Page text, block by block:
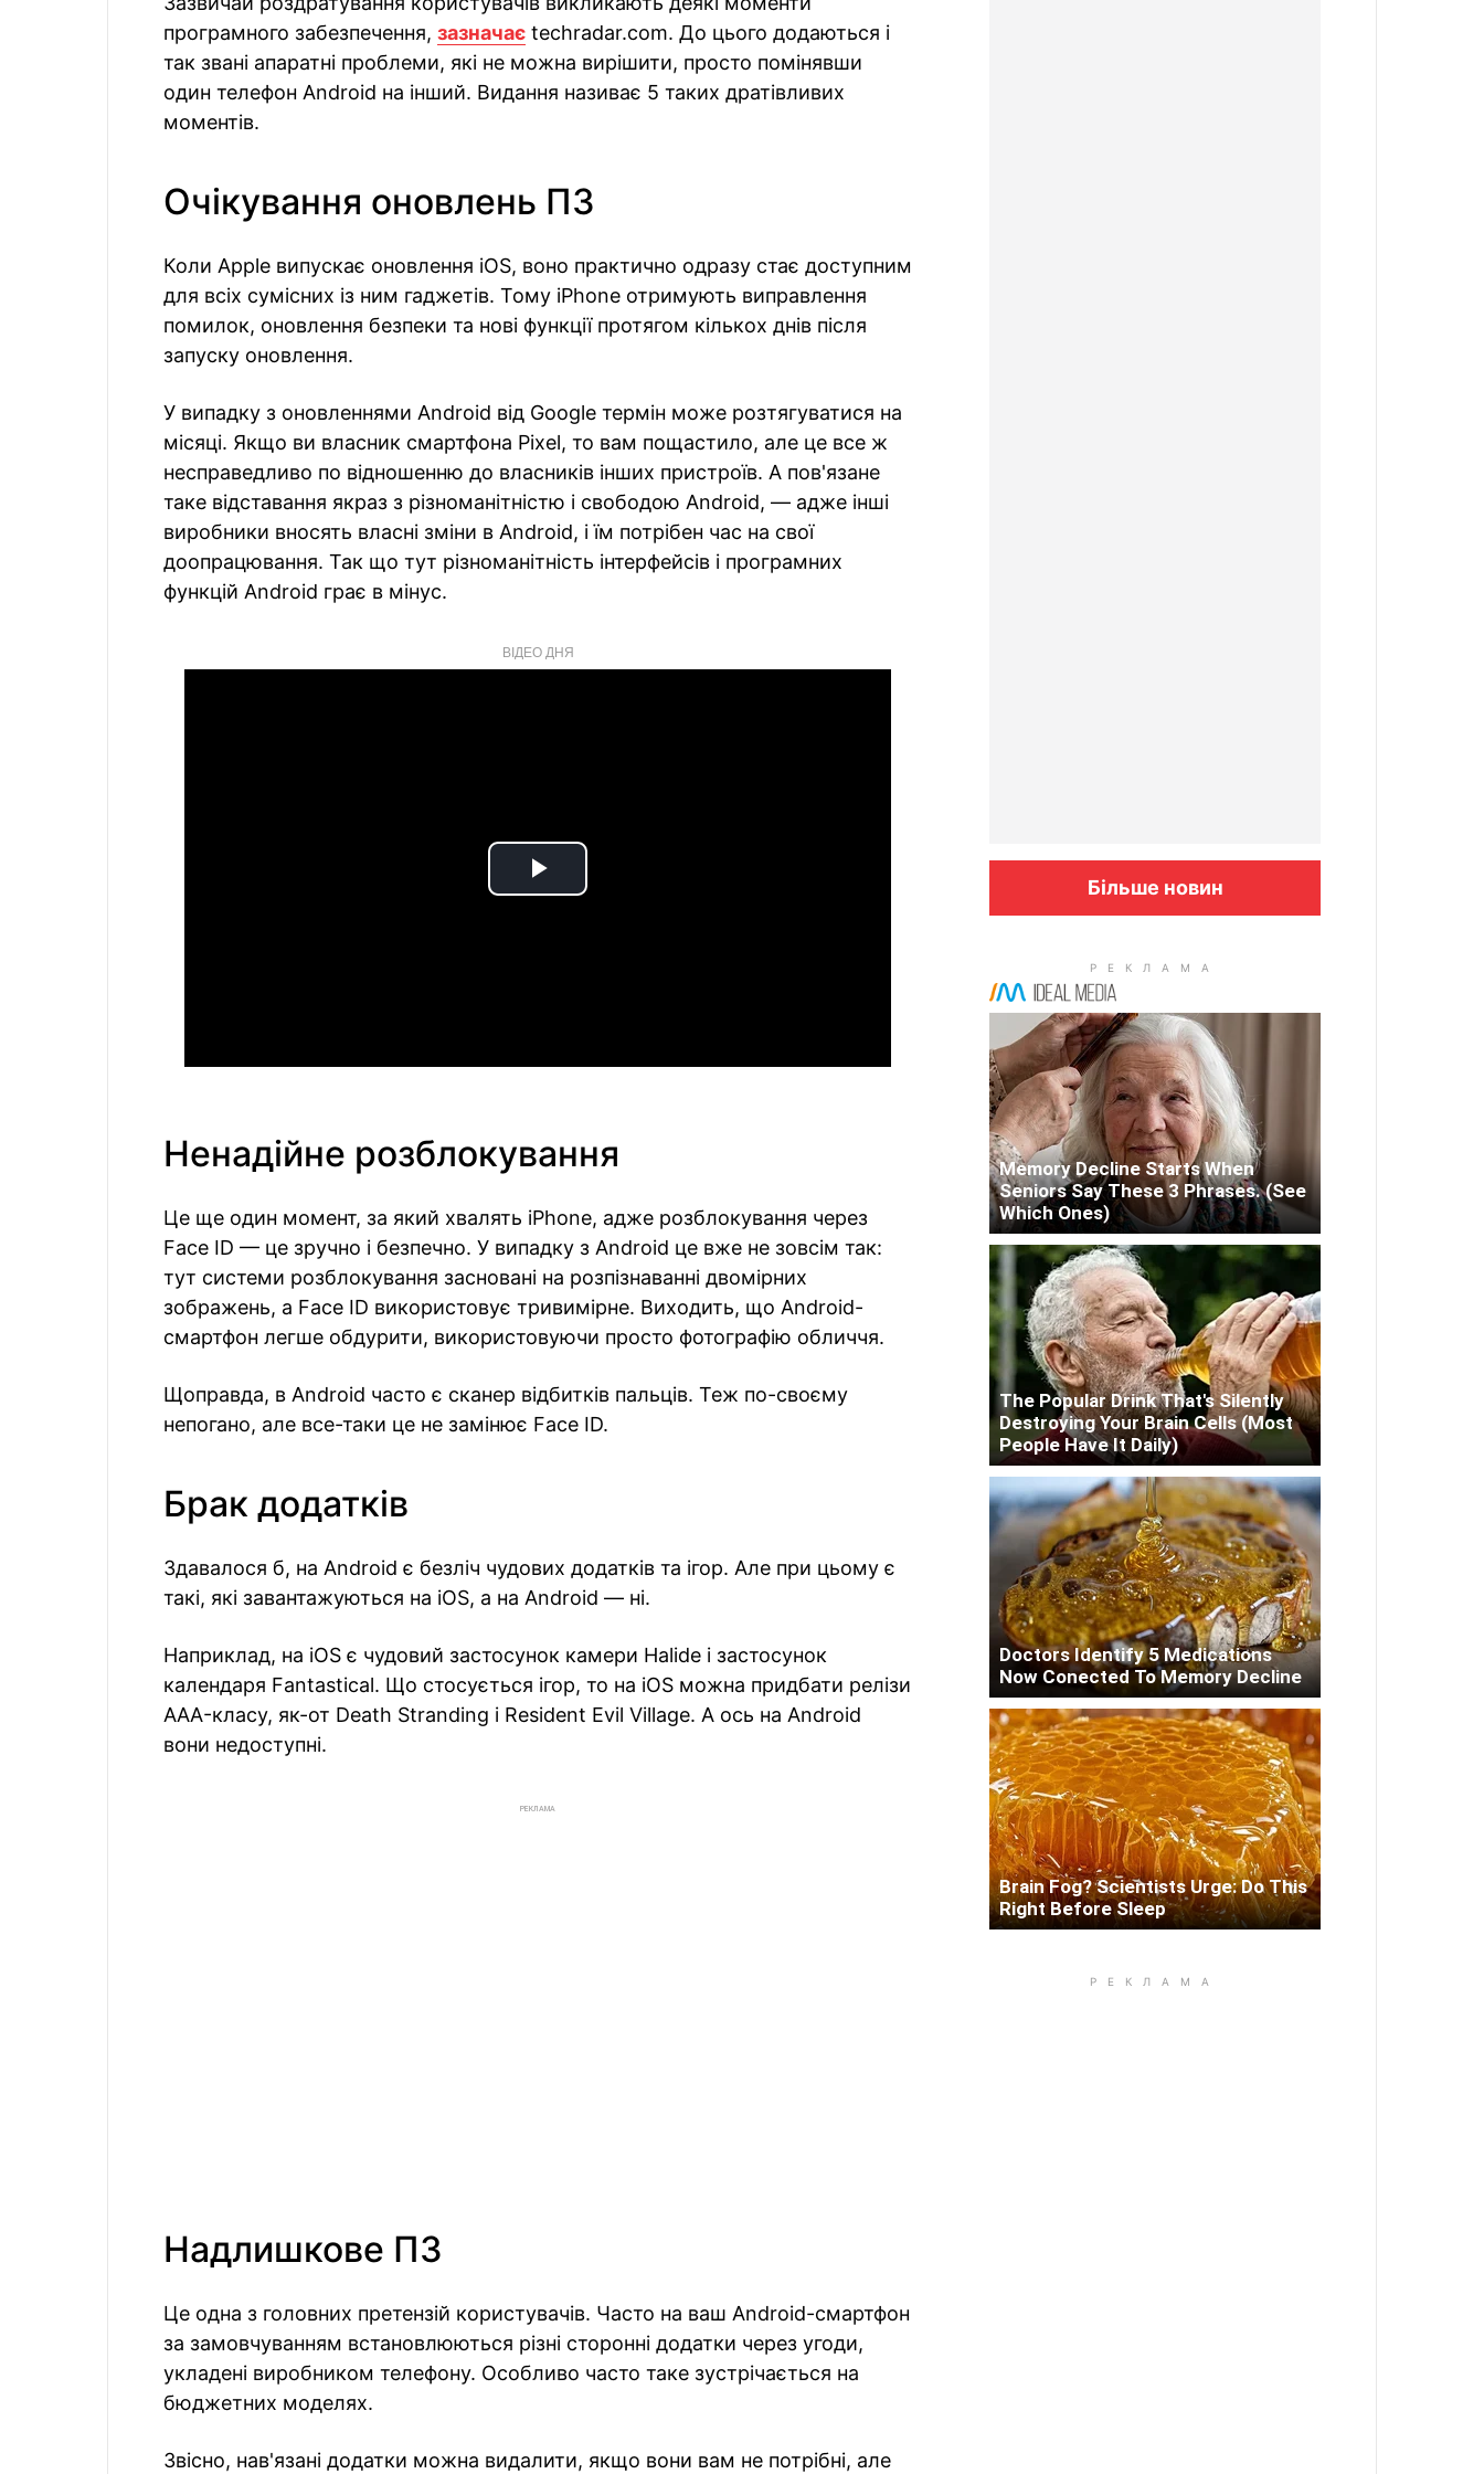
програмного забезпечення, зазначає techradar.com. До цього додаються і
так звані апаратні проблеми, які не можна вирішити, просто помінявши
один телефон Android на інший. Видання називає 5 таких дратівливих
моментів.
Очікування оновлень ПЗ
Коли Apple випускає оновлення iOS, воно практично одразу стає доступним
для всіх сумісних із ним гаджетів. Тому iPhone отримують виправлення
помилок, оновлення безпеки та нові функції протягом кількох днів після
запуску оновлення.
У випадку з оновленнями Android від Google термін може розтягуватися на
місяці. Якщо ви власник смартфона Pixel, то вам пощастило, але це все ж
несправедливо по відношенню до власників інших пристроїв. А пов'язане
таке відставання якраз з різноманітністю і свободою Android, — адже інші
виробники вносять власні зміни в Android, і їм потрібен час на свої
доопрацювання. Так що тут різноманітність інтерфейсів і програмних
функцій Android грає в мінус.
ВІДЕО ДНЯ
Play
Ненадійне розблокування
Це ще один момент, за який хвалять iPhone, адже розблокування через
Face ID — це зручно і безпечно. У випадку з Android це вже не зовсім так:
тут системи розблокування засновані на розпізнаванні двомірних
зображень, а Face ID використовує тривимірне. Виходить, що Android-
смартфон легше обдурити, використовуючи просто фотографію обличчя.
Щоправда, в Android часто є сканер відбитків пальців. Теж по-своєму
непогано, але все-таки це не замінює Face ID.
Брак додатків
Здавалося б, на Android є безліч чудових додатків та ігор. Але при цьому є
такі, які завантажуються на iOS, а на Android — ні.
Наприклад, на iOS є чудовий застосунок камери Halide і застосунок
календаря Fantastical. Що стосується ігор, то на iOS можна придбати релізи
AAA-класу, як-от Death Stranding і Resident Evil Village. А ось на Android
вони недоступні.
РЕКЛАМА
Надлишкове ПЗ
Це одна з головних претензій користувачів. Часто на ваш Android-смартфон
за замовчуванням встановлюються різні сторонні додатки через угоди,
укладені виробником телефону. Особливо часто таке зустрічається на
бюджетних моделях.
Звісно, нав'язані додатки можна видалити, якщо вони вам не потрібні, але
Більше новин
Memory Decline Starts When
Seniors Say These 3 Phrases. (See
Which Ones)
The Popular Drink That's Silently
Destroying Your Brain Cells (Most
People Have It Daily)
Doctors Identify 5 Medications
Now Conected To Memory Decline
Brain Fog? Scientists Urge: Do This
Right Before Sleep